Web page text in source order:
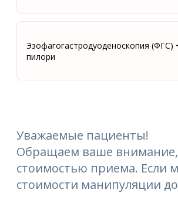
Эзофагогастродуоденоскопия (ФГС)
пилори
Уважаемые пациенты!
Обращаем ваше внимание,
стоимостью приема. Если
стоимости манипуляции